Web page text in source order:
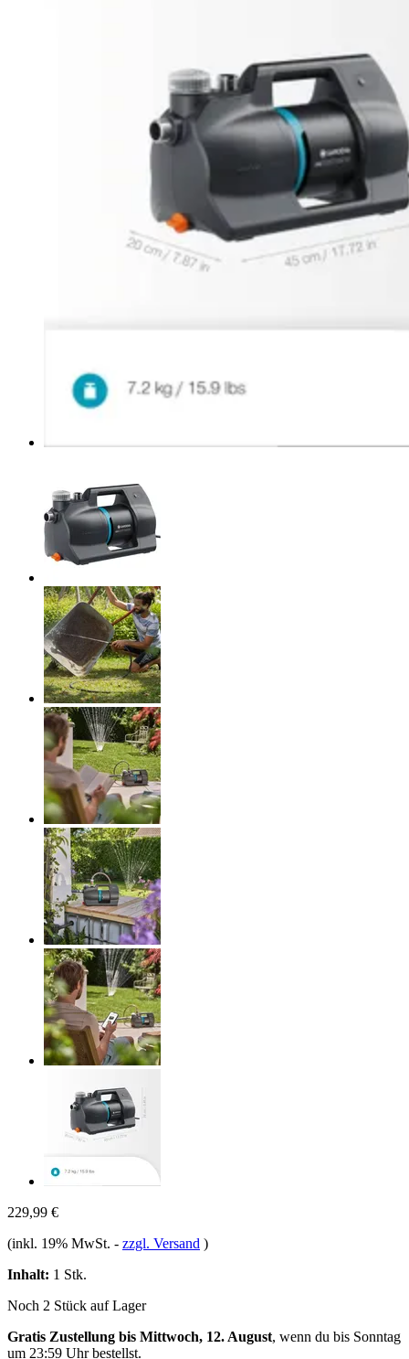
229,99 €
(inkl. 19% MwSt. - zzgl. Versand )
Inhalt: 1 Stk.
Noch 2 Stück auf Lager
Gratis Zustellung bis Mittwoch, 12. August, wenn du bis Sonntag
um 23:59 Uhrbestellst.